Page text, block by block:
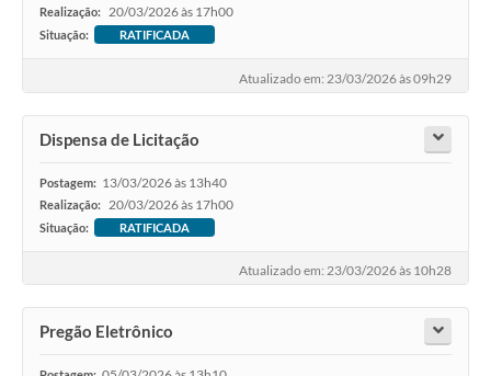
Realização: 20/03/2026 às 17h00
Situação: RATIFICADA
Atualizado em: 23/03/2026 às 09h29
Dispensa de Licitação
Postagem: 13/03/2026 às 13h40
Realização: 20/03/2026 às 17h00
Situação: RATIFICADA
Atualizado em: 23/03/2026 às 10h28
Pregão Eletrônico